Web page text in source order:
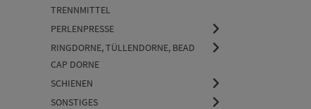
TRENNMITTEL
PERLENPRESSE
RINGDORNE, TÜLLENDORNE, BEAD
CAP DORNE
SCHIENEN
SONSTIGES